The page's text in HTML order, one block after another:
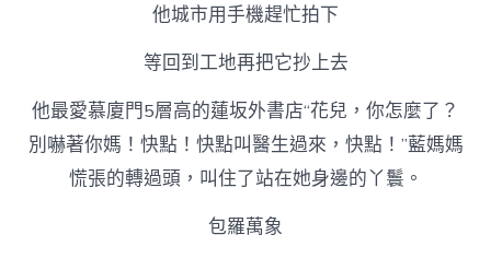
他城市用手機趕忙拍下
等回到工地再把它抄上去
他最愛慕廈門5層高的蓮坂外書店“花兒，你怎麼了？
別嚇著你媽！快點！快點叫醫生過來，快點！”藍媽媽
慌張的轉過頭，叫住了站在她身邊的丫鬟。
包羅萬象